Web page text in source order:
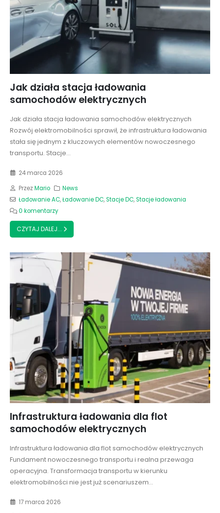
Jak działa stacja ładowania
samochodów elektrycznych
Jak działa stacja ładowania samochodów elektrycznych
Rozwój elektromobilności sprawił, że infrastruktura ładowania
stała się jednym z kluczowych elementów nowoczesnego
transportu. Stacje...
24 marca 2026
PrzezMario
News
Ładowanie AC,Ładowanie DC,Stacje DC,Stacje ładowania
0 komentarzy
CZYTAJ DALEJ...
Infrastruktura ładowania dla flot
samochodów elektrycznych
Infrastruktura ładowania dla flot samochodów elektrycznych
Fundament nowoczesnego transportu i realna przewaga
operacyjna. Transformacja transportu w kierunku
elektromobilności nie jest już scenariuszem...
17 marca 2026